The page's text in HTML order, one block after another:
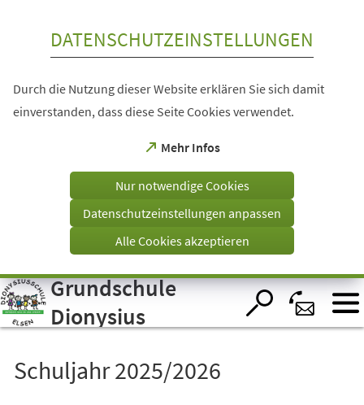
Visuelle
Assistenzsoftware
öffnen.
DATENSCHUTZEINSTELLUNGEN
Durch die Nutzung dieser Website erklären Sie sich damit
einverstanden, dass diese Seite Cookies verwendet.
Mehr Infos
(Öffnet
einem
Tab)
Nur notwendige Cookies
Datenschutzeinstellungen anpassen
Alle Cookies akzeptieren
Grundschule
Dionysius
Schuljahr 2025/2026